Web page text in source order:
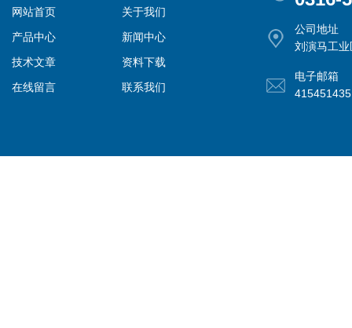
网站首页
关于我们
产品中心
新闻中心
技术文章
资料下载
在线留言
联系我们
公司地址
刘演马工业
电子邮箱